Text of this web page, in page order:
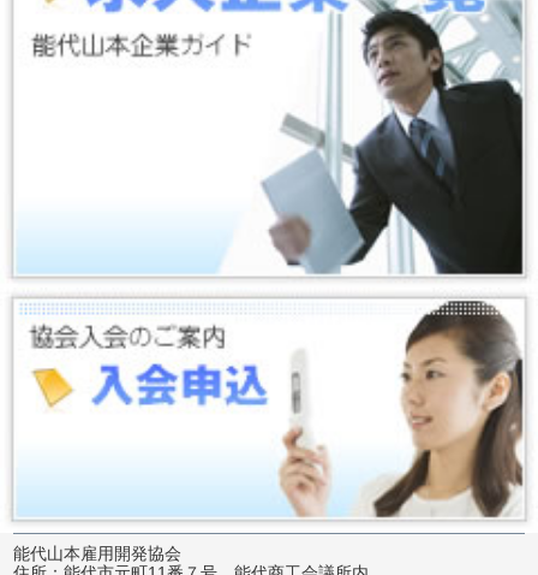
能代山本雇用開発協会